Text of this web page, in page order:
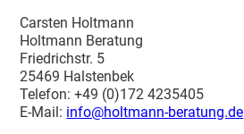
Carsten Holtmann
Holtmann Beratung
Fried­richstr. 5
25469 Halstenbek
Telefon: +49 (0)172 4235405
E-Mail: info@​holtmann-​beratung.​de